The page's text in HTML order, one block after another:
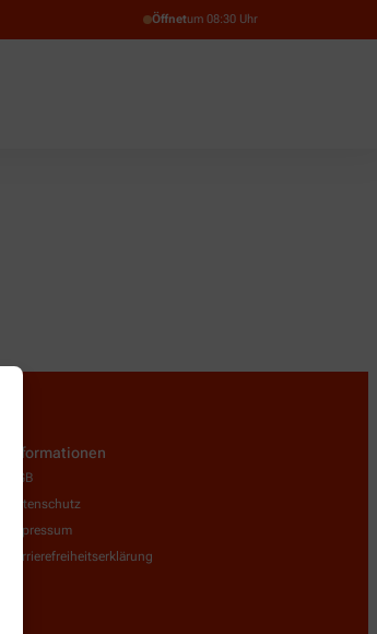
Öffnetum 08:30 Uhr
Informationen
AGB
Datenschutz
Impressum
Barrierefreiheitserklärung